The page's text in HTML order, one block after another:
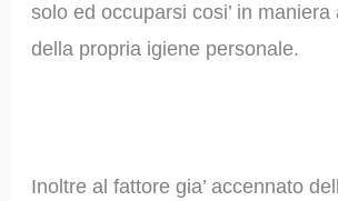
solo ed occuparsi cosi’ in maniera
della propria igiene personale.
Inoltre al fattore gia’ accennato